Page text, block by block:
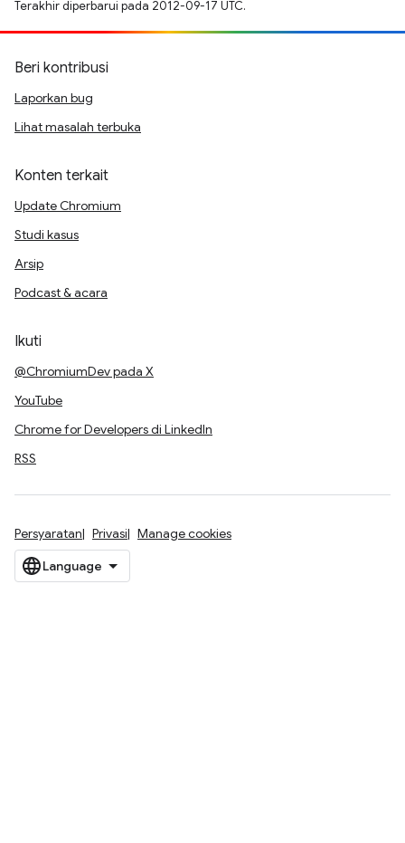
Terakhir diperbarui pada 2012-09-17 UTC.
Beri kontribusi
Laporkan bug
Lihat masalah terbuka
Konten terkait
Update Chromium
Studi kasus
Arsip
Podcast & acara
Ikuti
@ChromiumDev pada X
YouTube
Chrome for Developers di LinkedIn
RSS
Persyaratan Privasi Manage cookies